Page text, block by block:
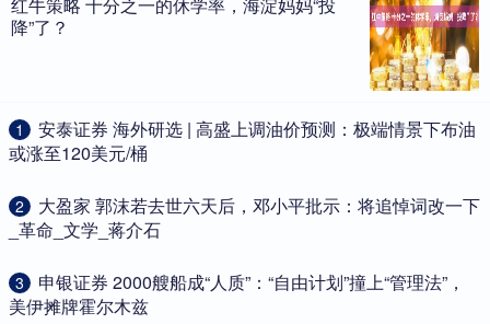
降”了？
1
​安泰证券 海外研选 | 高盛上调油价预测：极端情景下布油
或涨至120美元/桶
2
​大盈家 郭沫若去世六天后，邓小平批示：将追悼词改一下
_革命_文学_蒋介石
3
​申银证券 2000艘船成“人质”：“自由计划”撞上“管理法”，
美伊摊牌霍尔木兹